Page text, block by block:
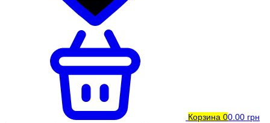
Корзина 00.00 грн